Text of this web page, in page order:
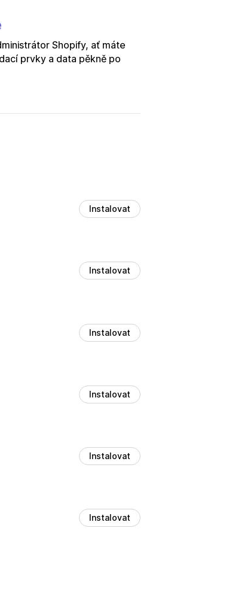
Shopify, ať máte
prvky a data pěkně po
Instalovat
Instalovat
Instalovat
Instalovat
Instalovat
Instalovat